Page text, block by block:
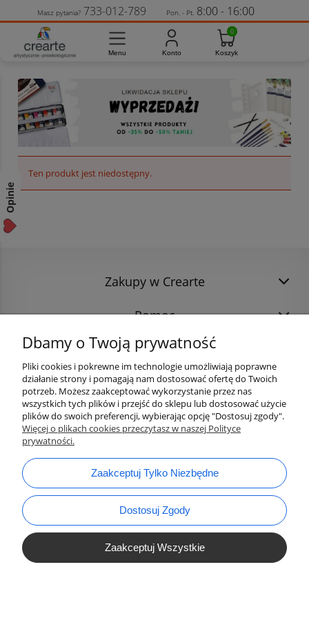
Ten produkt jest niedostępny.
Zakupy w Crearte
Pomoc
bok@ArtykulyDlaPlastykow.pl
tel.:733 012 789
Masz pytania? 733-012-789 Pon. - Pt. 8:00 - 16:00
Dbamy o Twoją prywatność
Pliki cookies i pokrewne im technologie umożliwiają poprawne
działanie strony i pomagają nam dostosować ofertę do Twoich
potrzeb. Możesz zaakceptować wykorzystanie przez nas
wszystkich tych plików i przejść do sklepu lub dostosować użycie
plików do swoich preferencji, wybierając opcję "Dostosuj zgody".
Więcej o plikach cookies przeczytasz w naszej Polityce
prywatności.
Zaakceptuj Tylko Niezbędne
Dostosuj Zgody
Zaakceptuj Wszystkie
Opinie